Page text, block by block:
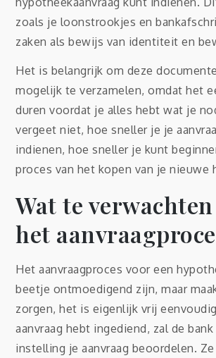
zoals je loonstrookjes en
zaken als bewijs van identiteit en
Het is belangrijk om deze
mogelijk te verzamelen, omdat het
duren voordat je alles hebt wat je
vergeet niet, hoe sneller je je
indienen, hoe sneller je kunt
proces van het kopen van je nieuwe
Wat te
het
Het aanvraagproces voor een
beetje ontmoedigend zijn, maar
zorgen, het is eigenlijk vrij
aanvraag hebt ingediend, zal de
instelling je aanvraag beoordelen.